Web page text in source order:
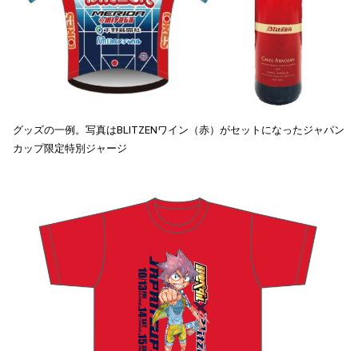
グッズの一例。写真はBLITZENワイン（⾚）がセットになったジャパン
カップ限定特別ジャージ